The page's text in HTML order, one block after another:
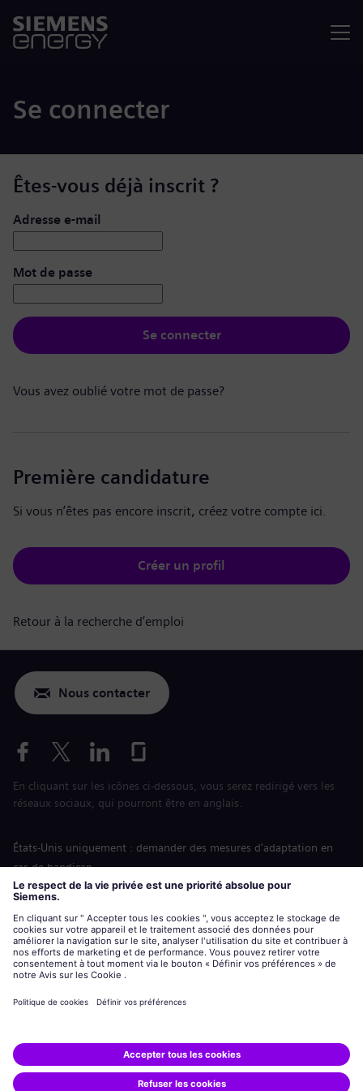
Se connecter
Êtes-vous déjà inscrit ?
Se connecter : nom d’utilisateur et mot de passe
Adresse e-mail
Mot de passe
Se connecter
Vous avez oublié votre mot de passe?
Première candidature
Si vous n’êtes pas encore inscrit, créez votre compte ici.
Créer un profil
Retour à la recherche d’emploi
Nous contacter
En cliquant sur les icônes ci-dessous, vous serez redirigé vers les
réseaux sociaux, qui pourront être en anglais.
États-Unis uniquement : demander des mesures d'adaptation en
cas de handicap
Labor Condition Application (Formulaire sur les conditions
siemens-energy.comSite Internet international
Informations sur l’entreprise
Avis de confidentialité
Siemens Energy est une marque déposée de Siemens AG.